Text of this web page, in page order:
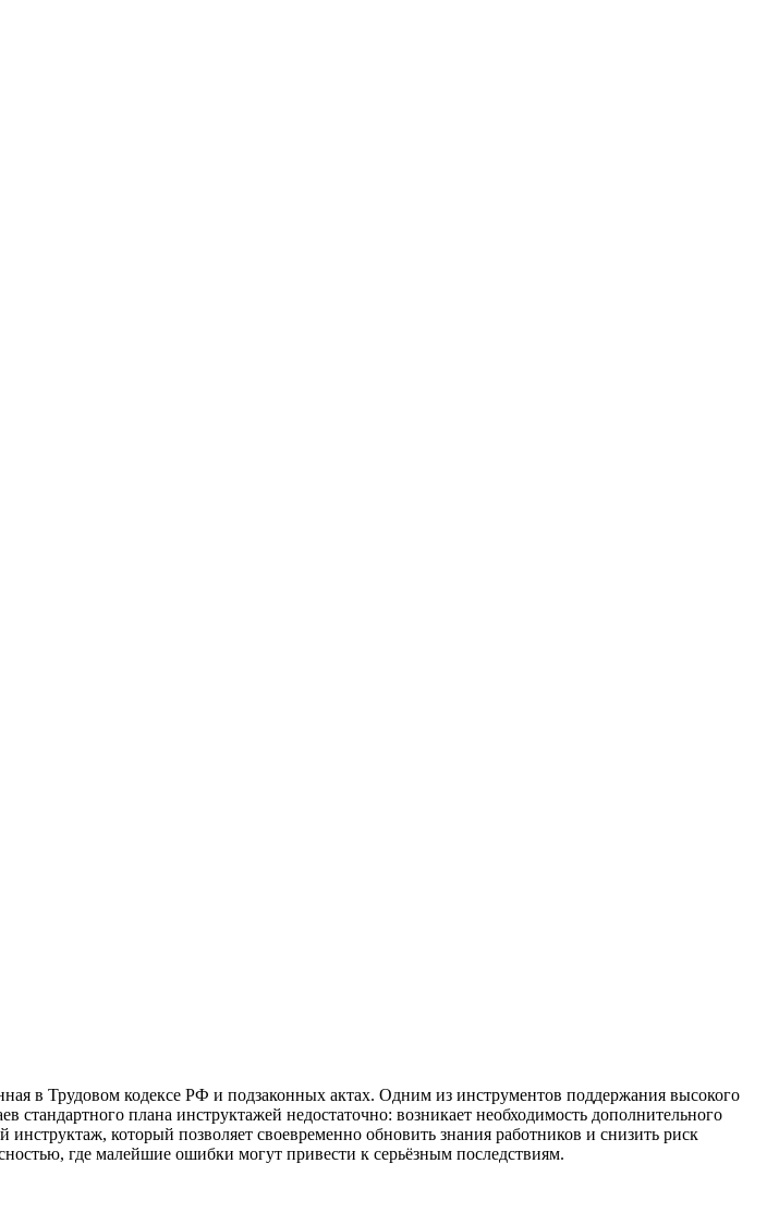
в Трудовом кодексе РФ и подзаконных актах. Одним из инструментов поддержания высокого
стандартного плана инструктажей недостаточно: возникает необходимость дополнительного
который позволяет своевременно обновить знания работников и снизить риск
где малейшие ошибки могут привести к серьёзным последствиям.